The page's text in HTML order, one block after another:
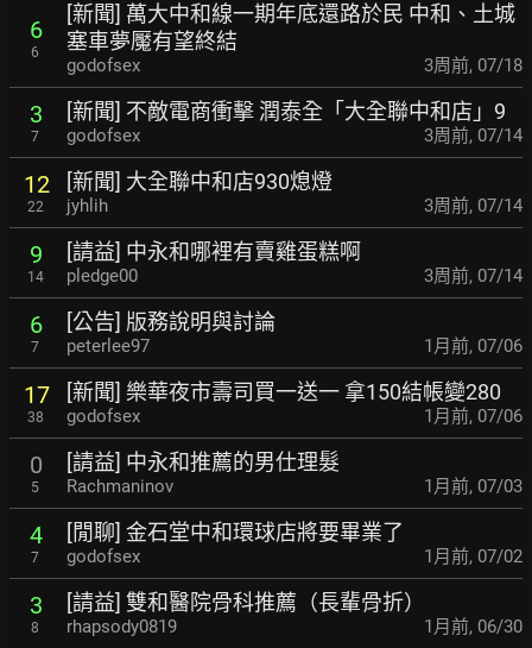
6
6
[新聞] 萬大中和線一期年底還路於民 中和、土城
塞車夢魘有望終結
godofsex 3周前, 07/18
3
7
[新聞] 不敵電商衝擊 潤泰全「大全聯中和店」9
godofsex 3周前, 07/14
12
22
[新聞] 大全聯中和店930熄燈
jyhlih 3周前, 07/14
9
14
[請益] 中永和哪裡有賣雞蛋糕啊
pledge00 3周前, 07/14
6
7
[公告] 版務說明與討論
peterlee97 1月前, 07/06
17
38
[新聞] 樂華夜市壽司買一送一 拿150結帳變280
godofsex 1月前, 07/06
0
5
[請益] 中永和推薦的男仕理髮
Rachmaninov 1月前, 07/03
4
7
[閒聊] 金石堂中和環球店將要畢業了
godofsex 1月前, 07/02
3
8
[請益] 雙和醫院骨科推薦（長輩骨折）
rhapsody0819 1月前, 06/30